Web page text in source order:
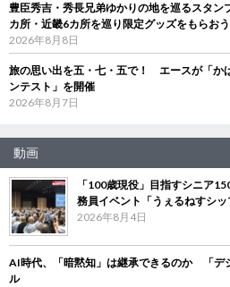
豊臣秀吉・秀長兄弟ゆかりの地を巡るスタ
カ所・近畿6カ所を巡り限定グッズをもらおう
2026年8月8日
旅の思い出を五・七・五で！ エースが「か
ンテスト」を開催
2026年8月7日
動画
「100歳現役」目指すシニア
務員イベント「うぇるねすシッ
2026年8月4日
AI時代、「暗黙知」は継承できるのか 「デ
ル